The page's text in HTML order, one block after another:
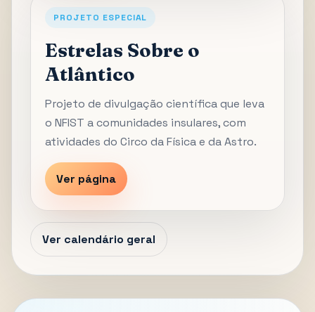
PROJETO ESPECIAL
Estrelas Sobre o
Atlântico
Projeto de divulgação científica que leva
o NFIST a comunidades insulares, com
atividades do Circo da Física e da Astro.
Ver página
Ver calendário geral